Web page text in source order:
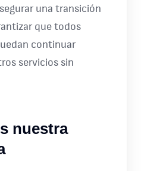
una transición
que todos
continuar
servicios sin
nuestra